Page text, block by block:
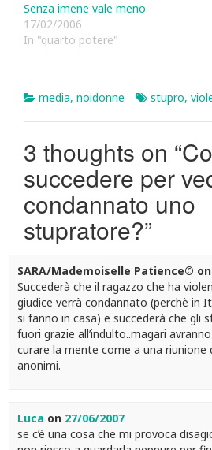
Senza imene vale meno
17/02/2006
In "quarto potere"
media, noidonne stupro,
3 thoughts on “
succedere per
condannato uno
stupratore?”
SARA/Mademoiselle Patience© on
Succederà che il ragazzo che ha
giudice verrà condannato (perchè in
si fanno in casa) e succederà che gli
fuori grazie all’indulto..magari
curare la mente come a una riunione
anonimi.
Luca on 27/06/2007
se c’è una cosa che mi provoca